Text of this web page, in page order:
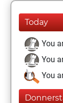
Today
You
You
You